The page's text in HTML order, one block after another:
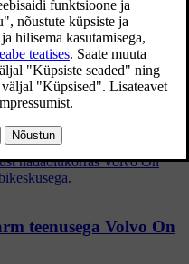
Call
hädaolukorras Volvo On
teenusega Volvo On